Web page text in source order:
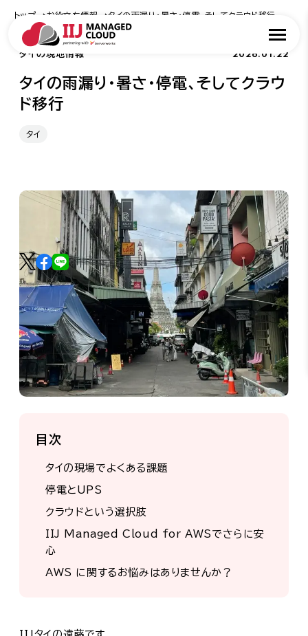
トップ お役立ち情報 タイの雨漏り・暑さ・停電、そしてクラウド移行
タイの現地情報 2026.01.22
タイの雨漏り・暑さ・停電、そしてクラウ
ド移行
タイ
目次
タイの現場でよくある課題
停電とUPS
クラウドという選択肢
IIJ Managed Cloud for AWSでさらに安
心
AWS に関するお悩みはありませんか？